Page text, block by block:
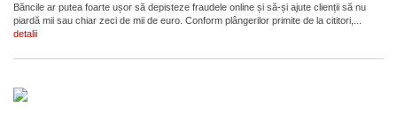
Băncile ar putea foarte ușor să depisteze fraudele online și să-și ajute clienții să nu
piardă mii sau chiar zeci de mii de euro. Conform plângerilor primite de la cititori,...
detalii